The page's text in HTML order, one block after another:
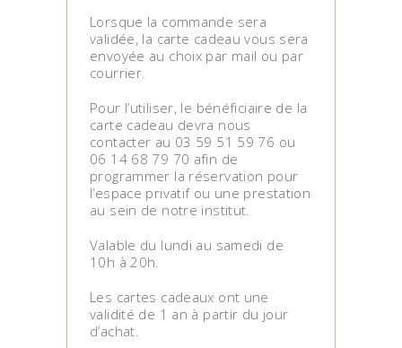
Lorsque la commande sera
validée, la carte cadeau vous sera
envoyée au choix par mail ou par
courrier.
Pour l’utiliser, le bénéficiaire de la
carte cadeau devra nous
contacter au 03 59 51 59 76 ou
06 14 68 79 70 afin de
programmer la réservation pour
l’espace privatif ou une prestation
au sein de notre institut.
Valable du lundi au samedi de
10h à 20h.
Les cartes cadeaux ont une
validité de 1 an à partir du jour
d’achat.